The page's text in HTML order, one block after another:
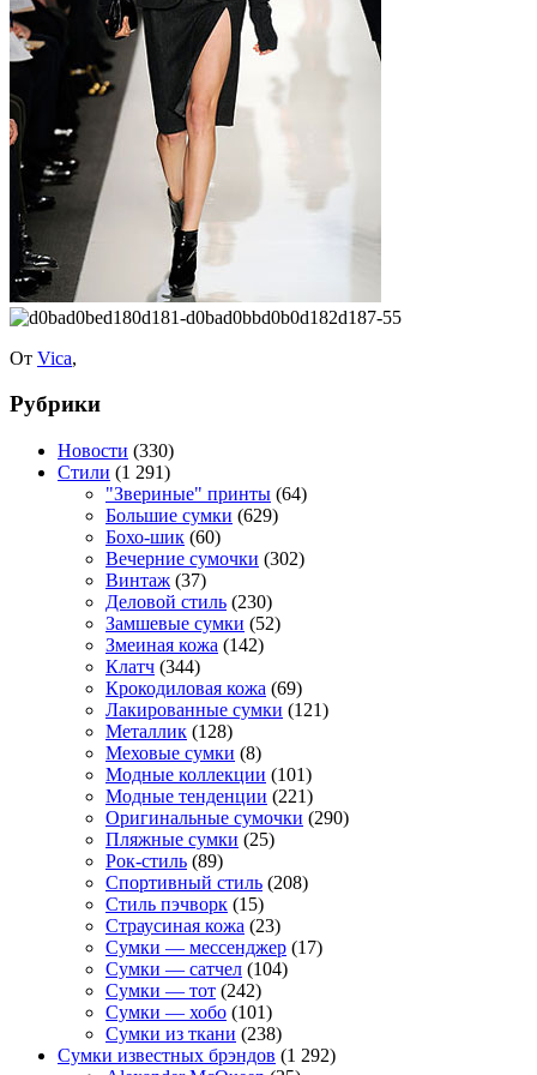
От Vica,
Рубрики
Новости (330)
Стили (1 291)
"Звериные" принты (64)
Большие сумки (629)
Бохо-шик (60)
Вечерние сумочки (302)
Винтаж (37)
Деловой стиль (230)
Замшевые сумки (52)
Змеиная кожа (142)
Клатч (344)
Крокодиловая кожа (69)
Лакированные сумки (121)
Металлик (128)
Меховые сумки (8)
Модные коллекции (101)
Модные тенденции (221)
Оригинальные сумочки (290)
Пляжные сумки (25)
Рок-стиль (89)
Спортивный стиль (208)
Стиль пэчворк (15)
Страусиная кожа (23)
Сумки — мессенджер (17)
Сумки — сатчел (104)
Сумки — тот (242)
Сумки — хобо (101)
Сумки из ткани (238)
Сумки известных брэндов (1 292)